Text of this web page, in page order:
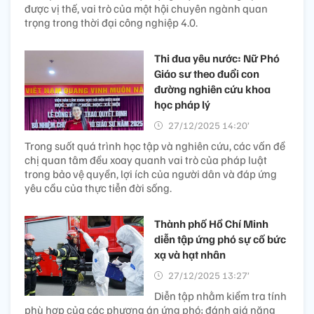
được vị thế, vai trò của một hội chuyên ngành quan
trọng trong thời đại công nghiệp 4.0.
Thi đua yêu nước: Nữ Phó
Giáo sư theo đuổi con
đường nghiên cứu khoa
học pháp lý
27/12/2025 14:20’
Trong suốt quá trình học tập và nghiên cứu, các vấn đề
chị quan tâm đều xoay quanh vai trò của pháp luật
trong bảo vệ quyền, lợi ích của người dân và đáp ứng
yêu cầu của thực tiễn đời sống.
Thành phố Hồ Chí Minh
diễn tập ứng phó sự cố bức
xạ và hạt nhân
27/12/2025 13:27’
Diễn tập nhằm kiểm tra tính
phù hợp của các phương án ứng phó; đánh giá năng